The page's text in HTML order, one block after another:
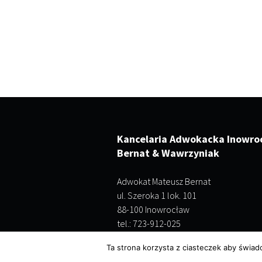
Kancelaria Adwokacka
Bernat & Wawrzyniak
Adwokat Mateusz Bernat
ul. Szeroka 1 lok. 101
88-100 Inowrocław
tel.: 723-912-025
Ta strona korzysta z ciasteczek aby